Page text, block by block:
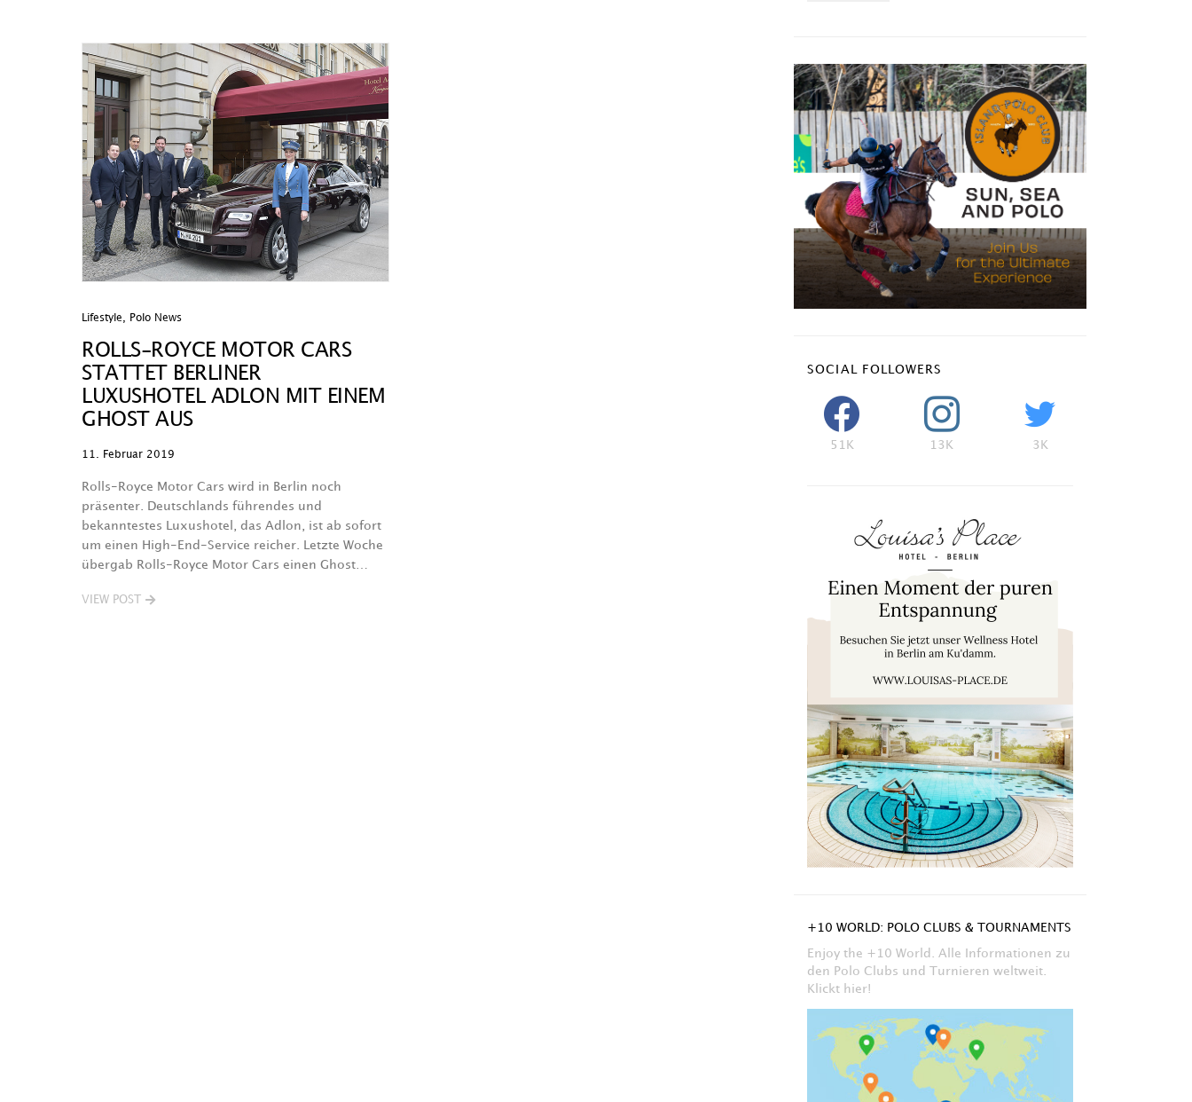
Lifestyle Polo News
ROLLS-ROYCE MOTOR CARS
STATTET BERLINER
LUXUSHOTEL ADLON MIT EINEM
GHOST AUS
11. Februar 2019
Rolls-Royce Motor Cars wird in Berlin noch
präsenter. Deutschlands führendes und
bekanntestes Luxushotel, das Adlon, ist ab sofort
um einen High-End-Service reicher. Letzte Woche
übergab Rolls-Royce Motor Cars einen Ghost…
VIEW POST
SOCIAL FOLLOWERS
51K 13K 3K
+10 WORLD: POLO CLUBS & TOURNAMENTS
Enjoy the +10 World. Alle Informationen zu
den Polo Clubs und Turnieren weltweit.
Klickt hier!